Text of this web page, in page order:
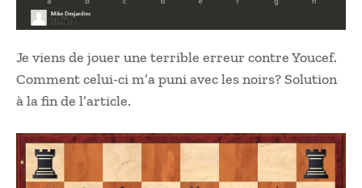
Je viens de jouer une terrible erreur contre Youcef.
Comment celui-ci m’a puni avec les noirs? Solution
à la fin de l’article.